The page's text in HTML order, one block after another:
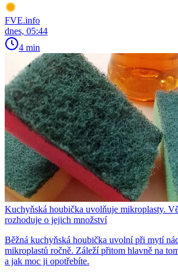
FVE.info
dnes, 05:44
4 min
Kuchyňská houbička uvolňuje mikroplasty.
rozhoduje o jejich množství
Běžná kuchyňská houbička uvolní při mytí
mikroplastů ročně. Záleží přitom hlavně na
a jak moc ji opotřebíte.